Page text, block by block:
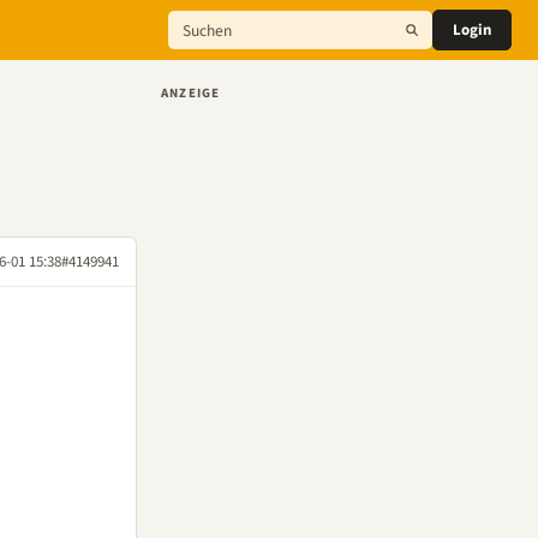
Login
01 15:38#4149941
ANZEIGE